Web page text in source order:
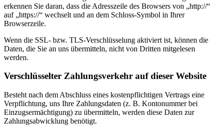
erkennen Sie daran, dass die Adresszeile des Browsers von „http://“
auf „https://“ wechselt und an dem Schloss-Symbol in Ihrer
Browserzeile.
Wenn die SSL- bzw. TLS-Verschlüsselung aktiviert ist, können die
Daten, die Sie an uns übermitteln, nicht von Dritten mitgelesen
werden.
Verschlüsselter Zahlungsverkehr auf dieser Website
Besteht nach dem Abschluss eines kostenpflichtigen Vertrags eine
Verpflichtung, uns Ihre Zahlungsdaten (z. B. Kontonummer bei
Einzugsermächtigung) zu übermitteln, werden diese Daten zur
Zahlungsabwicklung benötigt.